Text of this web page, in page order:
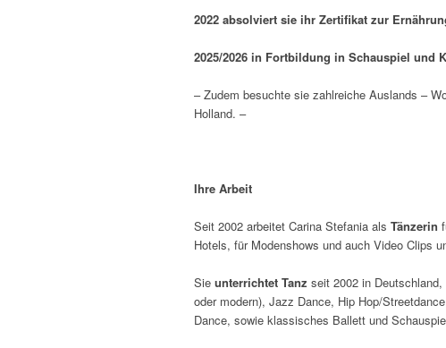
2022 absolviert sie ihr Zertifikat zur
2025/2026 in Fortbildung in Schauspiel und
– Zudem besuchte sie zahlreiche Auslands –
Holland. –
Ihre Arbeit
Seit 2002 arbeitet Carina Stefania als Tänzerin
Hotels, für Modenshows und auch Video Clips
Sie unterrichtet Tanz seit 2002 in
oder modern), Jazz Dance, Hip Hop/
Dance, sowie klassisches Ballett und